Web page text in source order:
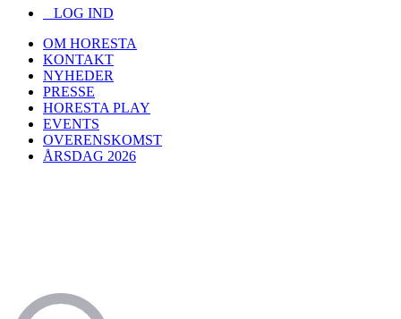
LOG IND
OM HORESTA
KONTAKT
NYHEDER
PRESSE
HORESTA PLAY
EVENTS
OVERENSKOMST
ÅRSDAG 2026